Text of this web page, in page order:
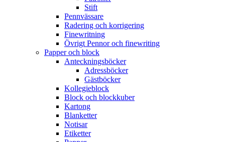
Stift
Pennvässare
Radering och korrigering
Finewritning
Övrigt Pennor och finewriting
Papper och block
Anteckningsböcker
Adressböcker
Gästböcker
Kollegieblock
Block och blockkuber
Kartong
Blanketter
Notisar
Etiketter